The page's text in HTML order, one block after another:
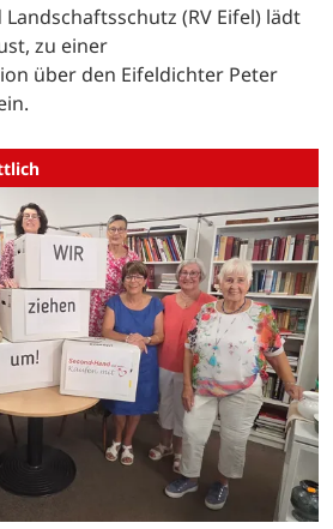
(RV Eifel) lädt
zu einer
über den Eifeldichter Peter